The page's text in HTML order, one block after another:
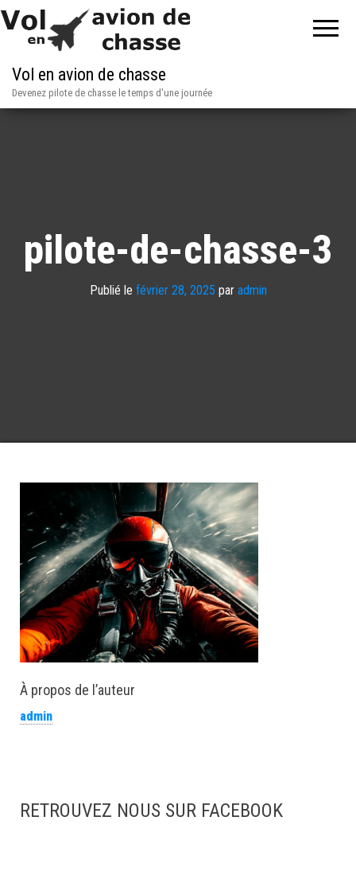
Vol en avion de chasse
Devenez pilote de chasse le temps d'une journée
pilote-de-chasse-3
Publié le février 28, 2025 par admin
À propos de l’auteur
admin
RETROUVEZ NOUS SUR FACEBOOK